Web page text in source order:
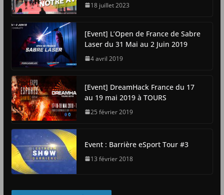
18 juillet 2023
[Event] L’Open de France de Sabre
Laser du 31 Mai au 2 Juin 2019
4 avril 2019
[Event] DreamHack France du 17
au 19 mai 2019 à TOURS
25 février 2019
Event : Barrière eSport Tour #3
13 février 2018